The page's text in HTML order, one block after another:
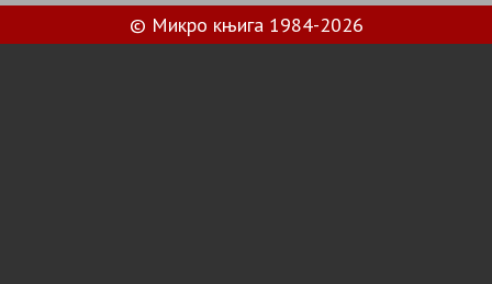
© Микро књига 1984-2026